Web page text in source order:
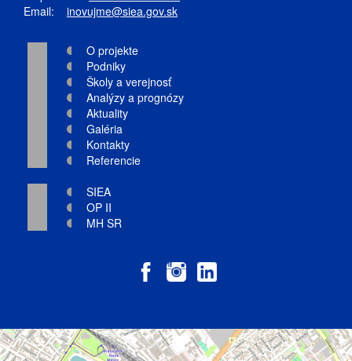
Email: inovujme@siea.gov.sk
O projekte
Podniky
Školy a verejnosť
Analýzy a prognózy
Aktuality
Galéria
Kontakty
Referencie
SIEA
OP II
MH SR